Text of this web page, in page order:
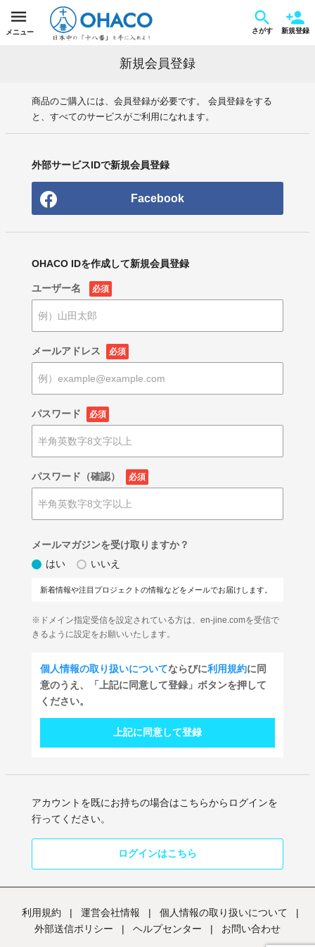
メニュー さがす 新規登録
新規会員登録
商品のご購入には、会員登録が必要です。 会員登録をする
と、すべてのサービスがご利用になれます。
外部サービスIDで新規会員登録
Facebook
OHACO IDを作成して新規会員登録
ユーザー名 必須
メールアドレス 必須
パスワード 必須
パスワード（確認） 必須
メールマガジンを受け取りますか？
はい
いいえ
新着情報や注目プロジェクトの情報などをメールでお届けします。
※ドメイン指定受信を設定されている方は、en-jine.comを受信で
きるように設定をお願いいたします。
個人情報の取り扱いについてならびに利用規約に同
意のうえ、「上記に同意して登録」ボタンを押して
ください。
上記に同意して登録
アカウントを既にお持ちの場合はこちらからログインを
行ってください。
ログインはこちら
利用規約 | 運営会社情報 | 個人情報の取り扱いについて
|
外部送信ポリシー
| ヘルプセンター | お問い合わせ